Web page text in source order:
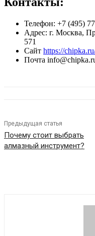
Телефон: ‭+7 (495)
Адрес: г. Москва,
571
Сайт https://
Почта
Предыдущая статья
Почему стоит выбрать
алмазный инструмент?